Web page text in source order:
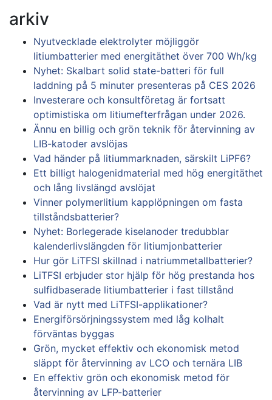
arkiv
Nyutvecklade elektrolyter möjliggör
litiumbatterier med energitäthet över 700 Wh/kg
Nyhet: Skalbart solid state-batteri för full
laddning på 5 minuter presenteras på CES 2026
Investerare och konsultföretag är fortsatt
optimistiska om litiumefterfrågan under 2026.
Ännu en billig och grön teknik för återvinning av
LIB-katoder avslöjas
Vad händer på litiummarknaden, särskilt LiPF6?
Ett billigt halogenidmaterial med hög energitäthet
och lång livslängd avslöjat
Vinner polymerlitium kapplöpningen om fasta
tillståndsbatterier?
Nyhet: Borlegerade kiselanoder tredubblar
kalenderlivslängden för litiumjonbatterier
Hur gör LiTFSI skillnad i natriummetallbatterier?
LiTFSI erbjuder stor hjälp för hög prestanda hos
sulfidbaserade litiumbatterier i fast tillstånd
Vad är nytt med LiTFSI-applikationer?
Energiförsörjningssystem med låg kolhalt
förväntas byggas
Grön, mycket effektiv och ekonomisk metod
släppt för återvinning av LCO och ternära LIB
En effektiv grön och ekonomisk metod för
återvinning av LFP-batterier